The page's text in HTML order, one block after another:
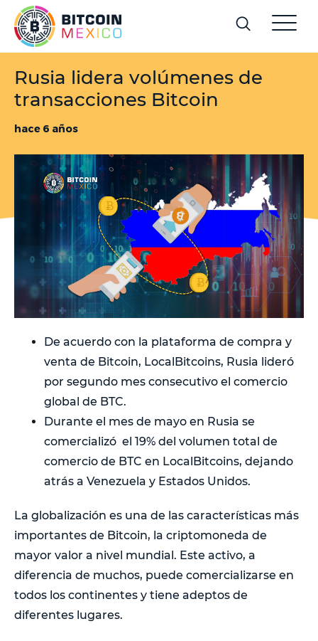
Rusia lidera volúmenes de
transacciones Bitcoin
hace 6 años
De acuerdo con la plataforma de compra y
venta de Bitcoin, LocalBitcoins, Rusia lideró
por segundo mes consecutivo el comercio
global de BTC.
Durante el mes de mayo en Rusia se
comercializó el 19% del volumen total de
comercio de BTC en LocalBitcoins, dejando
atrás a Venezuela y Estados Unidos.
La globalización es una de las características más
importantes de Bitcoin, la criptomoneda de
mayor valor a nivel mundial. Este activo, a
diferencia de muchos, puede comercializarse en
todos los continentes y tiene adeptos de
diferentes lugares.